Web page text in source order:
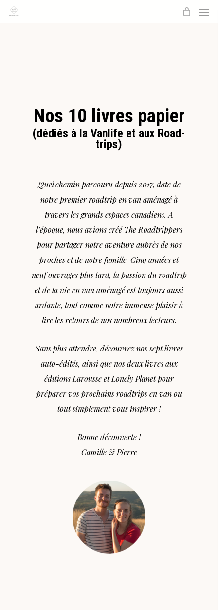
Skip
Nos 10 livres papier
(dédiés à la Vanlife et aux Road-
trips)
Quel chemin parcouru depuis 2017, date de
notre premier roadtrip en van aménagé à
travers les grands espaces canadiens. A
l’époque, nous avions créé The Roadtrippers
pour partager notre aventure auprès de nos
proches et de notre famille. Cinq années et
neuf ouvrages plus tard, la passion du roadtrip
et de la vie en van aménagé est toujours aussi
ardante, tout comme notre immense plaisir à
lire les retours de nos nombreux lecteurs.
Sans plus attendre, découvrez nos sept livres
auto-édités, ainsi que nos deux livres aux
éditions Larousse et Lonely Planet pour
préparer vos prochains roadtrips en van ou
tout simplement vous inspirer !
Bonne découverte !
Camille & Pierre